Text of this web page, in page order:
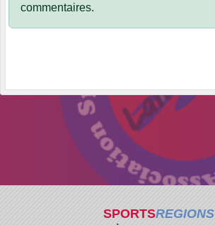
commentaires.
SPORTSREGIONS